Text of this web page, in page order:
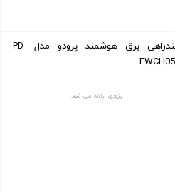
چندراهی برق هوشمند پرودو مدل PD-
بزودی ارائه می شود